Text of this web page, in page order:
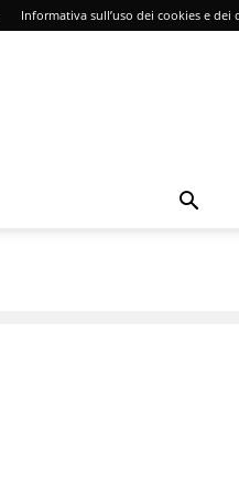
Informativa sull’uso dei cookies e dei